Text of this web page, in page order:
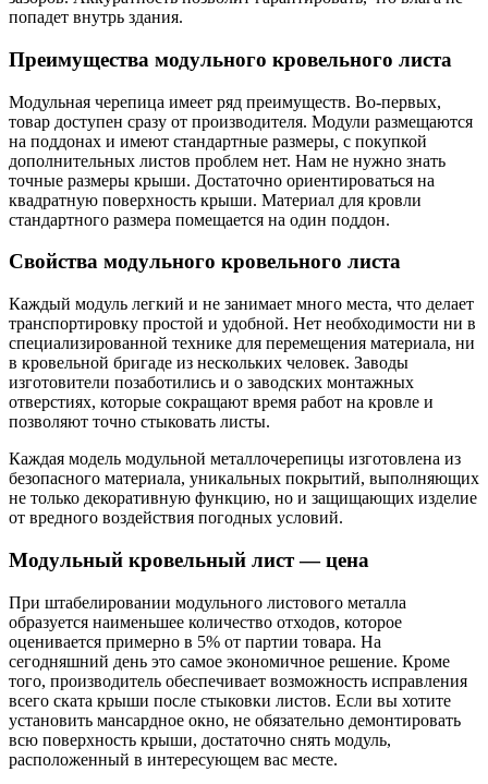
попадет внутрь здания.
Преимущества модульного кровельного листа
Модульная черепица имеет ряд преимуществ. Во-первых,
товар доступен сразу от производителя. Модули размещаются
на поддонах и имеют стандартные размеры, с покупкой
дополнительных листов проблем нет. Нам не нужно знать
точные размеры крыши. Достаточно ориентироваться на
квадратную поверхность крыши. Материал для кровли
стандартного размера помещается на один поддон.
Свойства модульного кровельного листа
Каждый модуль легкий и не занимает много места, что делает
транспортировку простой и удобной. Нет необходимости ни в
специализированной технике для перемещения материала, ни
в кровельной бригаде из нескольких человек. Заводы
изготовители позаботились и о заводских монтажных
отверстиях, которые сокращают время работ на кровле и
позволяют точно стыковать листы.
Каждая модель модульной металлочерепицы изготовлена ​​из
безопасного материала, уникальных покрытий, выполняющих
не только декоративную функцию, но и защищающих изделие
от вредного воздействия погодных условий.
Модульный кровельный лист — цена
При штабелировании модульного листового металла
образуется наименьшее количество отходов, которое
оценивается примерно в 5% от партии товара. На
сегодняшний день это самое экономичное решение. Кроме
того, производитель обеспечивает возможность исправления
всего ската крыши после стыковки листов. Если вы хотите
установить мансардное окно, не обязательно демонтировать
всю поверхность крыши, достаточно снять модуль,
расположенный в интересующем вас месте.